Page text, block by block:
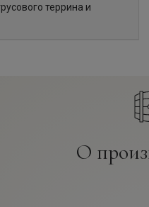
террина и
О